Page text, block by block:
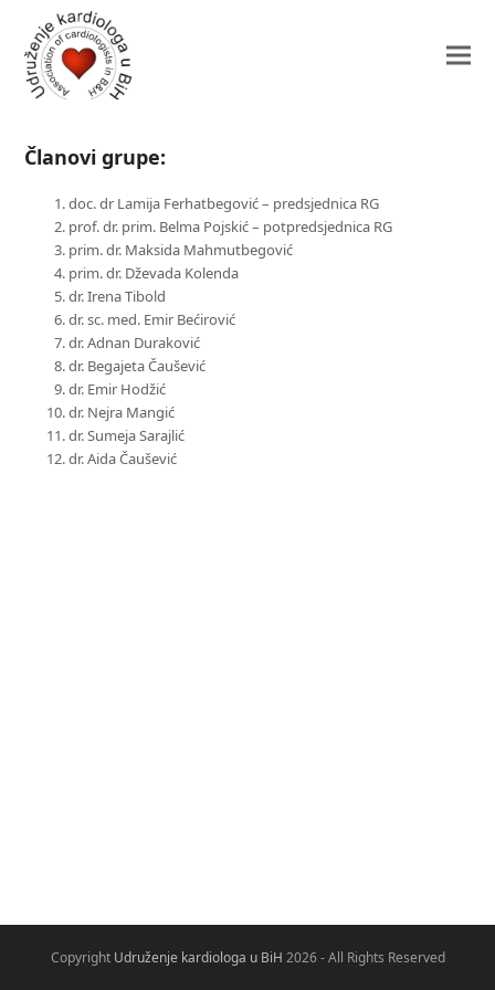
Članovi grupe:
doc. dr Lamija Ferhatbegović – predsjednica RG
prof. dr. prim. Belma Pojskić – potpredsjednica RG
prim. dr. Maksida Mahmutbegović
prim. dr. Dževada Kolenda
dr. Irena Tibold
dr. sc. med. Emir Bećirović
dr. Adnan Duraković
dr. Begajeta Čaušević
dr. Emir Hodžić
dr. Nejra Mangić
dr. Sumeja Sarajlić
dr. Aida Čaušević
Copyright Udruženje kardiologa u BiH 2026 - All Rights Reserved